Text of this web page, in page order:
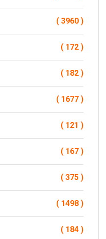
( 3960 )
( 172 )
( 182 )
( 1677 )
( 121 )
( 167 )
( 375 )
( 1498 )
( 184 )